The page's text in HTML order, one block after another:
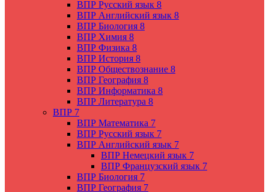
ВПР Русский язык 8
ВПР Английский язык 8
ВПР Биология 8
ВПР Химия 8
ВПР Физика 8
ВПР История 8
ВПР Обществознание 8
ВПР География 8
ВПР Информатика 8
ВПР Литература 8
ВПР 7
ВПР Математика 7
ВПР Русский язык 7
ВПР Английский язык 7
ВПР Немецкий язык 7
ВПР Французский язык 7
ВПР Биология 7
ВПР География 7